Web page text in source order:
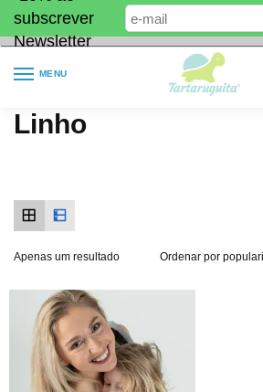
subscrever
Newsletter
MENU
Linho
Apenas um resultado